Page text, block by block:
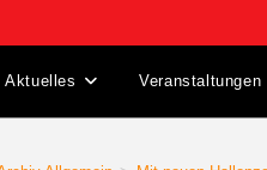
Aktuelles Veranstaltungen